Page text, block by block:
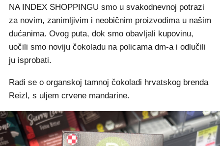
NA INDEX SHOPPINGU smo u svakodnevnoj potrazi
za novim, zanimljivim i neobičnim proizvodima u našim
dućanima. Ovog puta, dok smo obavljali kupovinu,
uočili smo noviju čokoladu na policama dm-a i odlučili
ju isprobati.
Radi se o organskoj tamnoj čokoladi hrvatskog brenda
Reizl, s uljem crvene mandarine.